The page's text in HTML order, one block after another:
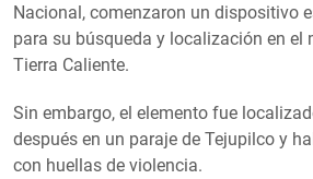
Nacional, comenzaron un dispositivo
para su búsqueda y localización en el
Tierra Caliente.
Sin embargo, el elemento fue
después en un paraje de Tejupilco y
con huellas de violencia.